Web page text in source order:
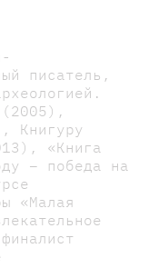
писатель,
(2005),
Книгуру
«Книга
– победа на
«Малая